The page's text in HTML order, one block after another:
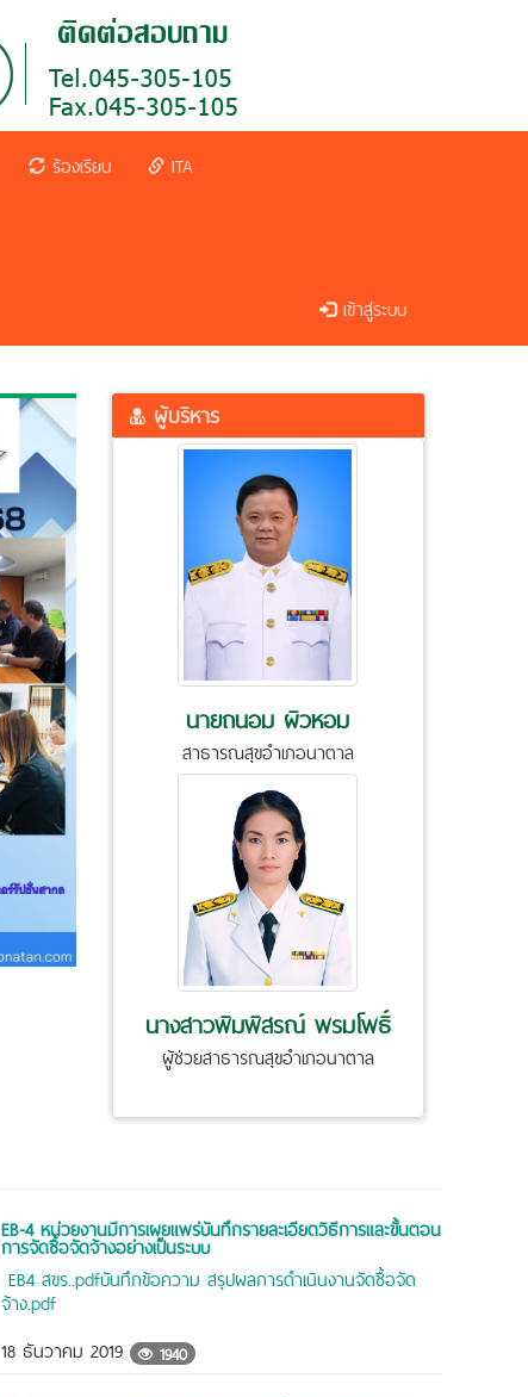
ร้องเรียน ITA
เข้าสู่ระบบ
ผู้บริหาร
นายถนอม ผิวหอม
สาธารณสุขอำเภอนาตาล
นางสาวพิมพิสรณ์ พรมโพธิ์
ผู้ช่วยสาธารณสุขอำเภอนาตาล
EB-4 หน่วยงานมีการเผยแพร่บันทึกรายละเอียดวิธีการและขั้นตอน
การจัดซื้อจัดจ้างอย่างเป็นระบบ
EB4 สขร..pdfบันทึกข้อความ สรุปผลการดำเนินงานจัดซื้อจัด
จ้าง.pdf
18 ธันวาคม 2019
1940